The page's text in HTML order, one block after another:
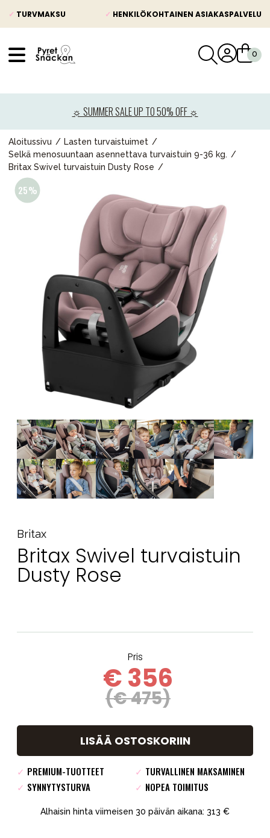
✓ TURVMAKSU ✓ HENKILÖKOHTAINEN ASIAKASPALVELU
☼ SUMMER SALE UP TO 50% OFF ☼
Aloitussivu
Lasten turvaistuimet
Selkä menosuuntaan asennettava turvaistuin 9-36 kg.
Britax Swivel turvaistuin Dusty Rose
Britax
Britax Swivel turvaistuin
Dusty Rose
Pris
€ 356
(€ 475)
LISÄÄ OSTOSKORIIN
✓ PREMIUM-TUOTTEET ✓ TURVALLINEN MAKSAMINEN
✓ SYNNYTYSTURVA ✓ NOPEA TOIMITUS
Alhaisin hinta viimeisen 30 päivän aikana: 313 €
Lastenvaunut
Lasten turvaistuimet
Vauvan paketti
Lelut ja pelit
Äiti & Isä
Huonekalut & vuodevaatteet
Tarvikkeet
Varaosat
Kampanjat
Lahjavinkkejä
Suosikit
Tavaramerkit
Aurinko ja uinti Outlet
Opas
Ota meihin yhteyttä osoitteessa
Myymälämme